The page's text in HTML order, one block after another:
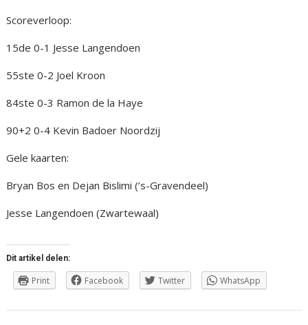
Scoreverloop:
15de 0-1 Jesse Langendoen
55ste 0-2 Joel Kroon
84ste 0-3 Ramon de la Haye
90+2 0-4 Kevin Badoer Noordzij
Gele kaarten:
Bryan Bos en Dejan Bislimi (’s-Gravendeel)
Jesse Langendoen (Zwartewaal)
Dit artikel delen:
Print Facebook Twitter WhatsApp